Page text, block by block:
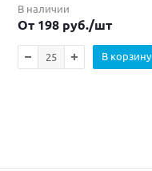
В наличии
От 198 руб./шт
В корзину